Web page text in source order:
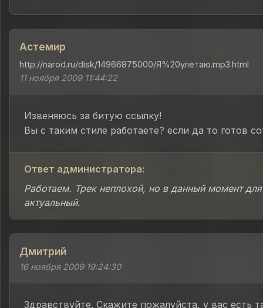
Астемир
http://narod.ru/disk/14966875000/Я%20улетаю.mp3.html
11 ноября 2009 11:44:22
Извеняюсь за битую ссылку!
Вы с таким стиле работаете? если да то готов
Ответ администратора:
Работаем. Трек неплохой, но в данный момент
актуальный.
Дмитрий
16 ноября 2009 19:24:30
Здравствуйте. Скажите пожалуйста, у вас есть